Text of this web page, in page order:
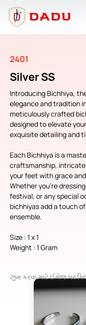
2401
Silver SS
Introducing Bichhiya,
elegance and tradition
meticulously crafted
designed to elevate
exquisite detailing and
Each Bichhiya is a
craftsmanship,
your feet with grace
Whether you're
festival, or any special
bichhiyas add a touch
ensemble.
Size : 1 x 1
Weight : 1 Gram
ઝુમ કરવા માટે ઈમેજ પર